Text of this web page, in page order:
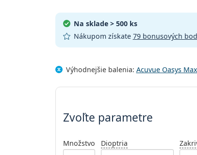
Na sklade > 500 ks
Nákupom získate 79 bonusových
Výhodnejšie balenia: Acuvue Oasys
Zvoľte parametre
Zvoľte parametre
Množstvo Dioptria